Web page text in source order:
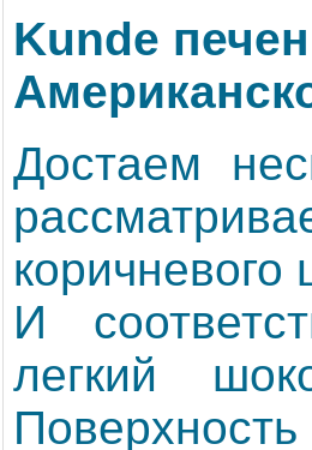
Kunde
Достаем
коричневого
И
легкий